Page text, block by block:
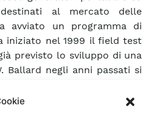
al mercato delle
avviato un programma di
iniziato nel 1999 il field test
previsto lo sviluppo di una
Ballard negli anni passati si
la produzione di moduli
e, parallelamente, quella di